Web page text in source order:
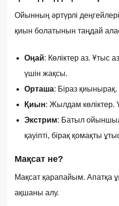
Ойынның әртүрлі
қиын болатынын таңдай
Оңай: Көліктер аз.
үшін жақсы.
Орташа: Біраз
Қиын: Жылдам көліктер.
Экстрим: Батыл
қауіпті, бірақ қомақты
Мақсат не?
Мақсат қарапайым. Апатқа
ақшаны алу.